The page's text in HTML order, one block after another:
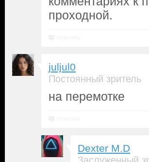
проходной.
juljul0
Постоянный зритель
на перемотке
Dexter M.D